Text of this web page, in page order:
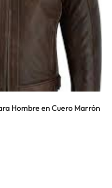
Hombre en Cuero Marrón